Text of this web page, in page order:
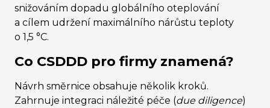
snižováním dopadu globálního oteplování
a cílem udržení maximálního nárůstu teploty
o 1,5 °C.
Co CSDDD pro firmy znamená?
Návrh směrnice obsahuje několik kroků.
Zahrnuje integraci náležité péče (due diligence)